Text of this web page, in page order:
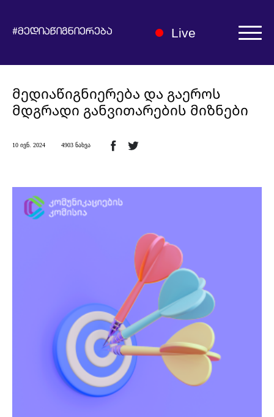
#მედიაწიგნიერება Live
მედიაწიგნიერების ჰაბი
მასწავლებლები და მშობლები
მედიაწიგნიერება და გაეროს
მდგრადი განვითარების მიზნები
10 ივნ. 2024 4903 ნახვა